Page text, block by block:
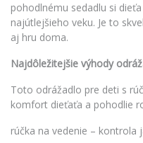
pohodlnému sedadlu si
najútlejšieho veku. Je to
aj hru doma.
Najdôležitejšie výhody
Toto odrážadlo pre deti s
komfort dieťaťa a pohodlie
rúčka na vedenie – kontrola